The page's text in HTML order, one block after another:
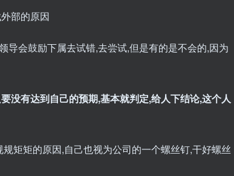
部的原因
导会鼓励下属去试错,去尝试,但是有的是不会的,因为
没有达到自己的预期,基本就判定,给人下结论,这个人
矩矩的原因,自己也视为公司的一个螺丝钉,干好螺丝